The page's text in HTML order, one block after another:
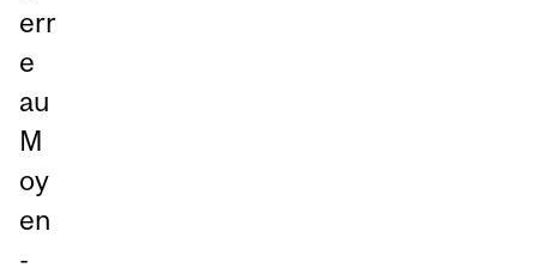
err
e
au
M
oy
en
-